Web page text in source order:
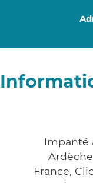
Impanté
France,